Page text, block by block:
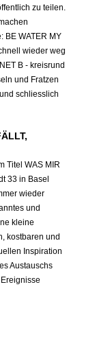
zu teilen.
BE WATER MY
wieder weg
B - kreisrund
und Fratzen
schliesslich
Titel WAS MIR
33 in Basel
wieder
und
kleine
kostbaren und
Inspiration
Austauschs